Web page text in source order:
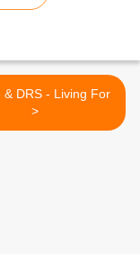
& DRS - Living For
>